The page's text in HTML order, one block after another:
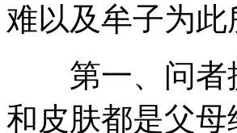
难以及牟子为
第一、问者提
和皮肤都是父